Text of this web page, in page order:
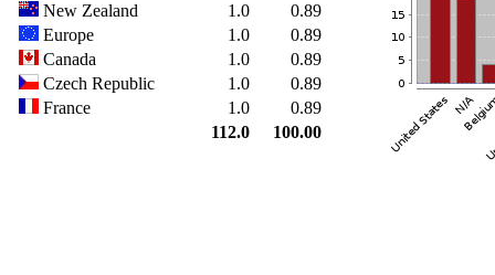
New Zealand
1.0
0.89
Europe
1.0
0.89
Canada
1.0
0.89
Czech Republic
1.0
0.89
France
1.0
0.89
112.0
100.00